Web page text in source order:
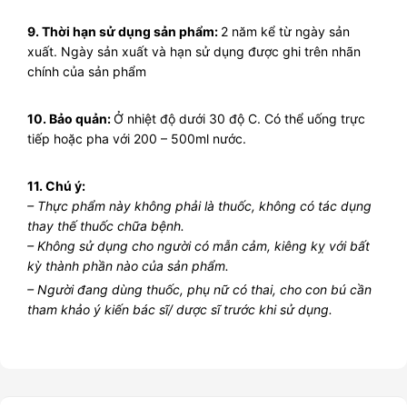
9. Thời hạn sử dụng sản phẩm: 2 năm kể từ ngày sản
xuất. Ngày sản xuất và hạn sử dụng được ghi trên nhãn
chính của sản phẩm
10. Bảo quản:Ở nhiệt độ dưới 30 độ C. Có thể uống trực
tiếp hoặc pha với 200 – 500ml nước.
11. Chú ý:
– Thực phẩm này không phải là thuốc, không có tác dụng
thay thế thuốc chữa bệnh.
– Không sử dụng cho người có mẫn cảm, kiêng kỵ với bất
kỳ thành phần nào của sản phẩm.
– Người đang dùng thuốc, phụ nữ có thai, cho con bú cần
tham khảo ý kiến bác sĩ/ dược sĩ trước khi sử dụng.